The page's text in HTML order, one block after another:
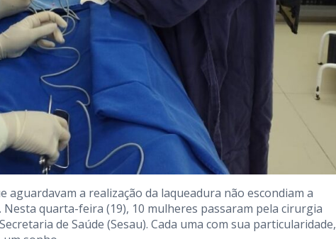
a realização da laqueadura não escondiam a
quarta-feira (19), 10 mulheres passaram pela cirurgia
de Saúde (Sesau). Cada uma com sua particularidade,